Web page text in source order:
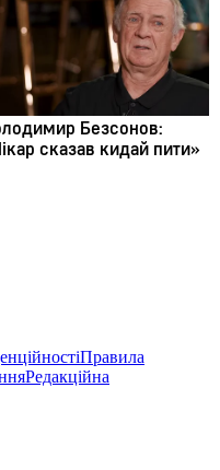
Правила
Редакційна